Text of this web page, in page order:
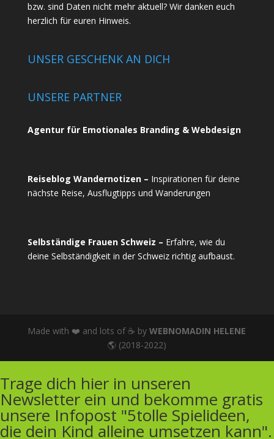
bzw. sind Daten nicht mehr aktuell? Wir danken euch
herzlich für euren Hinweis.
UNSER GESCHENK AN DICH
UNSERE PARTNER
Agentur für Emotionales Branding & Webdesign
Reiseblog Wandernotizen – Inspirationen für deine
nächste Reise, Ausflugtipps und Wanderungen
Selbständige Frauen Schweiz – Erfahre, wie du
deine Selbständigkeit in der Schweiz richtig aufbaust.
Made with ❤️ and lots of ☕ byWEBNOMADIN HELENE
🌎 (2018-2022)
Trage dich hier in unseren
Newsletter ein und bekomme gratis
unsere Infopost "5tolle Spielideen,
die dein Kind alleine umsetzen kann".